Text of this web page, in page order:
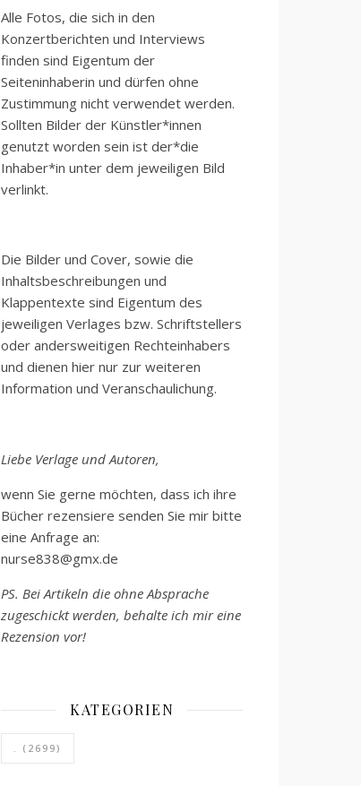
Alle Fotos, die sich in den
Konzertberichten und Interviews
finden sind Eigentum der
Seiteninhaberin und dürfen ohne
Zustimmung nicht verwendet werden.
Sollten Bilder der Künstler*innen
genutzt worden sein ist der*die
Inhaber*in unter dem jeweiligen Bild
verlinkt.
Die Bilder und Cover, sowie die
Inhaltsbeschreibungen und
Klappentexte sind Eigentum des
jeweiligen Verlages bzw. Schriftstellers
oder andersweitigen Rechteinhabers
und dienen hier nur zur weiteren
Information und Veranschaulichung.
Liebe Verlage und Autoren,
wenn Sie gerne möchten, dass ich ihre
Bücher rezensiere senden Sie mir bitte
eine Anfrage an:
nurse838@gmx.de
PS. Bei Artikeln die ohne Absprache
zugeschickt werden, behalte ich mir eine
Rezension vor!
KATEGORIEN
. (2699)